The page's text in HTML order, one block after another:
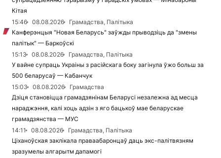
Кітая
15:46
08.08.2026
Грамадства, Палітыка
Канферэнцыя "Новая Беларусь" заўжды прыводзіць да "змены
палітык" — Баркоўскі
15:13
08.08.2026
Грамадства, Палітыка
У вайне супраць Украіны з расійскага боку загінула ўжо больш за
500 беларусаў — Кабанчук
15:03
08.08.2026
Грамадства
Дзіця становіцца грамадзянінам Беларусі незалежна ад месца
нараджэння, калі хоць адзін з яго бацькоў мае беларускае
грамадзянства — МУС
14:11
08.08.2026
Грамадства, Палітыка
Ціханоўская заклікала праваабаронцаў даць экс-палітвязням
зразумелы алгарытм дапамогі